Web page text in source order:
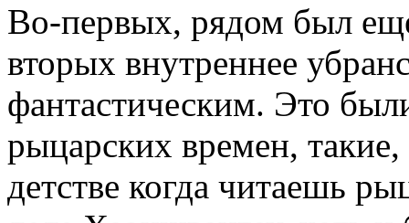
Во-первых, рядом был
вторых внутреннее
фантастическим. Это
рыцарских времен,
детстве когда читаешь